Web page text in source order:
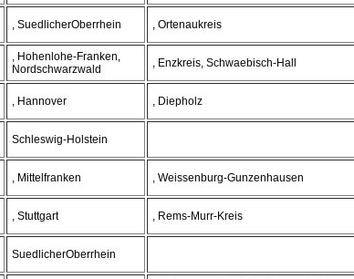
, SuedlicherOberrhein , Ortenaukreis
, Hohenlohe-Franken,
Nordschwarzwald
, Enzkreis, Schwaebisch-Hall
, Hannover , Diepholz
Schleswig-Holstein
, Mittelfranken , Weissenburg-Gunzenhausen
, Stuttgart , Rems-Murr-Kreis
SuedlicherOberrhein